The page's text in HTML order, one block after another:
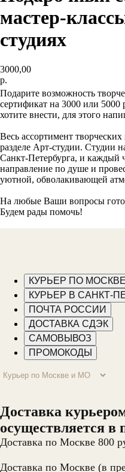
мастер-
студиях
3000,00
р.
Подарите возможность
сертификат на 3000 или
хотите внести, для этого
Весь ассортимент
разделе Арт-студии. Студии
Санкт-Петербурга, и каждый
направление по душе и
уютной, обволакивающей
На любые Ваши вопросы
Будем рады помочь!
КУРЬЕР ПО
КУРЬЕР В САНКТ-
ПОЧТА РОССИИ
ДОСТАВКА СДЭК
САМОВЫВОЗ
ПРОМОКОДЫ
Доставка
осуществляется
Доставка по Москве 800
Доставка по Москве (в